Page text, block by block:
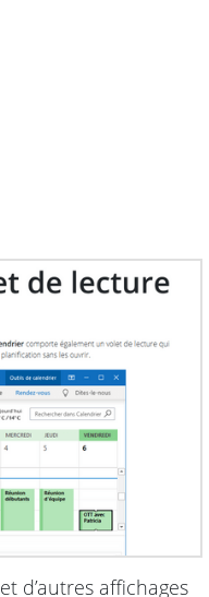
et d’autres affichages